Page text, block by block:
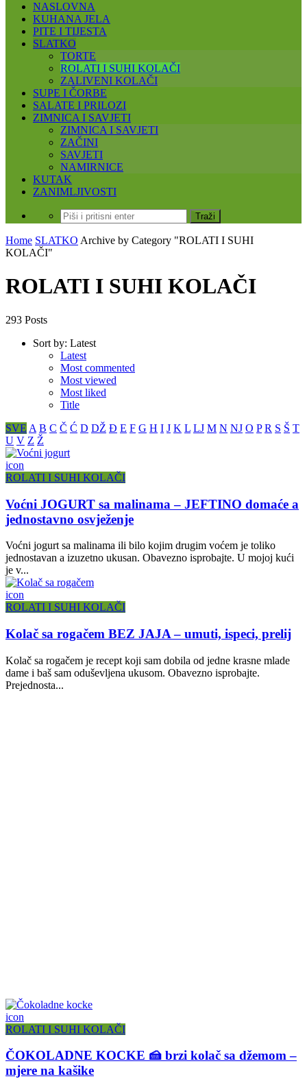
NASLOVNA
KUHANA JELA
PITE I TIJESTA
SLATKO
TORTE
ROLATI I SUHI KOLAČI
ZALIVENI KOLAČI
SUPE I ČORBE
SALATE I PRILOZI
ZIMNICA I SAVJETI
ZIMNICA I SAVJETI
ZAČINI
SAVJETI
NAMIRNICE
KUTAK
ZANIMLJIVOSTI
Home SLATKO Archive by Category "ROLATI I SUHI
KOLAČI"
ROLATI I SUHI KOLAČI
293 Posts
Sort by: Latest
Latest
Most commented
Most viewed
Most liked
Title
SVE A B C Č Ć D DŽ Đ E F G H I J K L LJ M N NJ O P R S Š T
U V Z Ž
icon
ROLATI I SUHI KOLAČI
Voćni JOGURT sa malinama – JEFTINO domaće a
jednostavno osvježenje
Voćni jogurt sa malinama ili bilo kojim drugim voćem je toliko
jednostavan a izuzetno ukusan. Obavezno isprobajte. U mojoj kući
je v...
icon
ROLATI I SUHI KOLAČI
Kolač sa rogačem BEZ JAJA – umuti, ispeci, prelij
Kolač sa rogačem je recept koji sam dobila od jedne krasne mlade
dame i baš sam oduševljena ukusom. Obavezno isprobajte.
Prejednosta...
icon
ROLATI I SUHI KOLAČI
ČOKOLADNE KOCKE 🍰 brzi kolač sa džemom –
mjere na kašike